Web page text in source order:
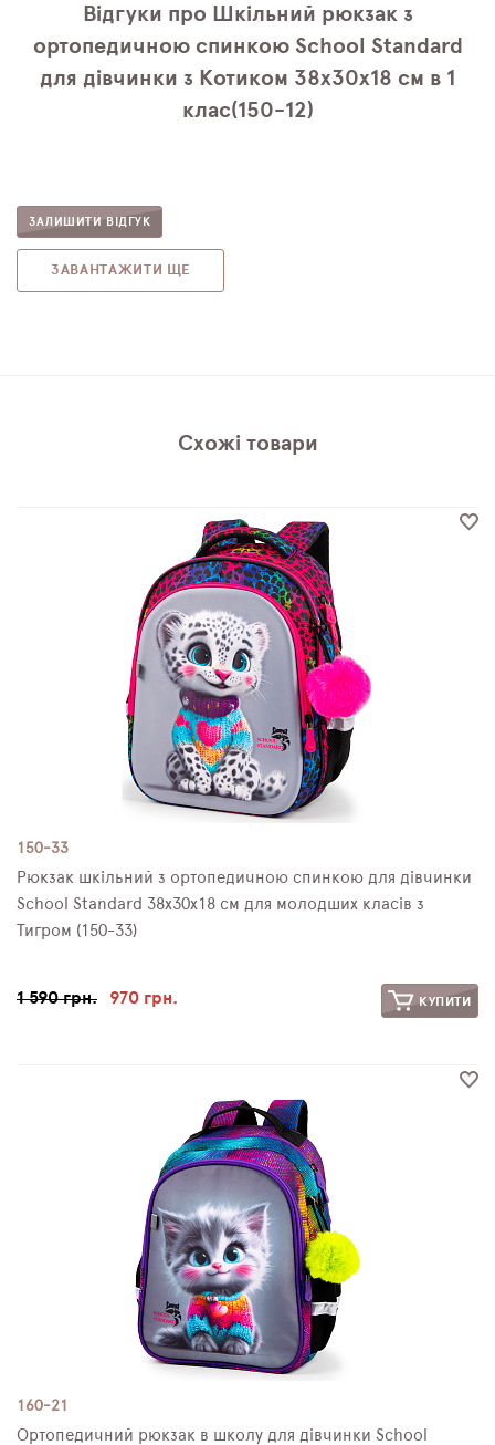
Відгуки про Шкільний рюкзак з
ортопедичною спинкою School Standard
для дівчинки з Котиком 38х30х18 см в 1
клас(150-12)
ЗАЛИШИТИ ВІДГУК
ЗАВАНТАЖИТИ ЩЕ
Схожі товари
150-33
Рюкзак шкільний з ортопедичною спинкою для дівчинки
School Standard 38х30х18 см для молодших класів з
Тигром (150-33)
1 590 грн. 970 грн. КУПИТИ
160-21
Ортопедичний рюкзак в школу для дівчинки School